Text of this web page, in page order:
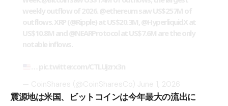
震源地は米国、ビットコインは今年最大の流出に